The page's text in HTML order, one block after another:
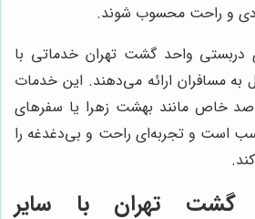
و راحت محسوب شوند.
دربستی واحد گشت تهران خدماتی با
به مسافران ارائه می‌دهند. این خدمات
خاص مانند بهشت زهرا یا سفرهای
است و تجربه‌ای راحت و بی‌دغدغه را
گشت تهران با سایر